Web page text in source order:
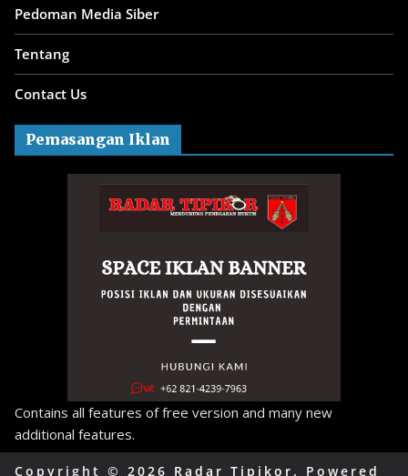
Pedoman Media Siber
Tentang
Contact Us
Pemasangan Iklan
Contains all features of free version and many new
additional features.
Copyright © 2026 Radar Tipikor . Powered